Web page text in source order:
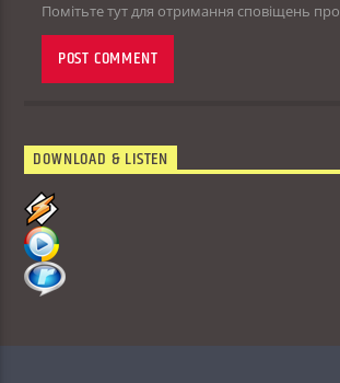
Помітьте тут для отримання сповіщень
DOWNLOAD & LISTEN